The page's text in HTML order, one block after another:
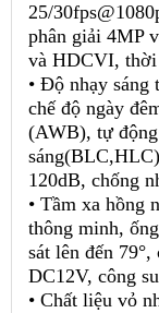
25/
phân giải 4MP
và HDCVI, thời
• Độ nhạy
chế độ ngày
(AWB), tự
120dB, chống
• Tầm xa hồng
thông minh,
sát lên đến
DC12V, công
• Chất liệu vỏ